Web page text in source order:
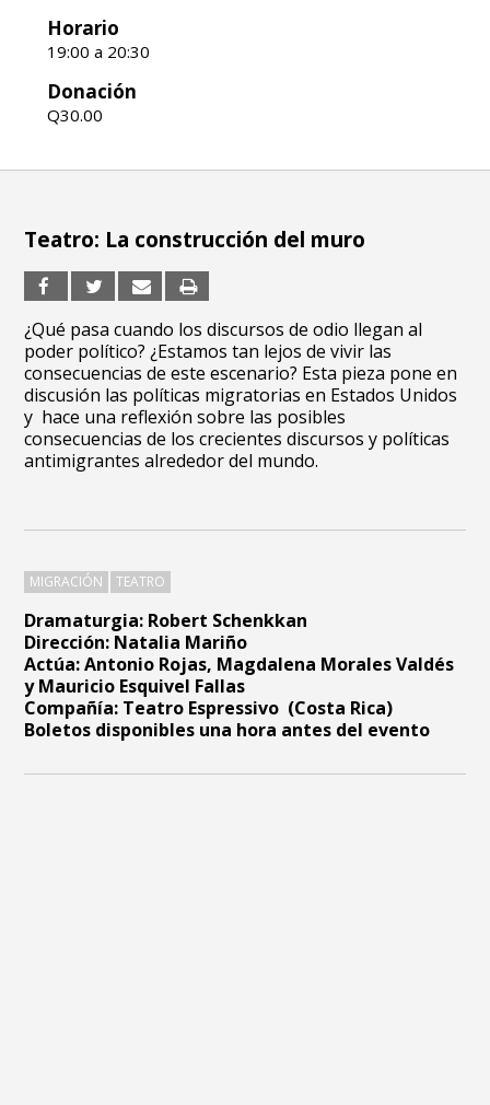
Horario
19:00 a 20:30
Donación
Q30.00
Dramaturgia: Robert Schenkkan
Dirección: Natalia Mariño
Actúa: Antonio Rojas, Magdalena Morales Valdés
y Mauricio Esquivel Fallas
Compañía: Teatro Espressivo (Costa Rica)
Boletos disponibles una hora antes del evento
Teatro: La construcción del muro
¿Qué pasa cuando los discursos de odio llegan al
poder político? ¿Estamos tan lejos de vivir las
consecuencias de este escenario? Esta pieza pone en
discusión las políticas migratorias en Estados Unidos
y hace una reflexión sobre las posibles
consecuencias de los crecientes discursos y políticas
antimigrantes alrededor del mundo.
MIGRACIÓN TEATRO